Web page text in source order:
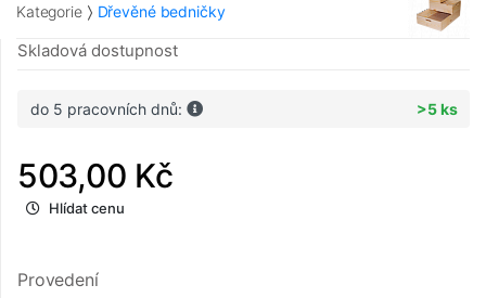
Kategorie Dřevěné bedničky
Skladová dostupnost
do 5 pracovních dnů: >5 ks
503,00 Kč
Hlídat cenu
Provedení